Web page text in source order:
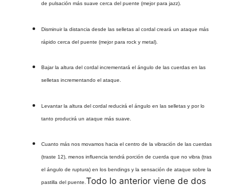
de pulsación más suave cerca del puente (mejor para jazz).
Disminuir la distancia desde las selletas al cordal creará un ataque más
rápido cerca del puente (mejor para rock y metal).
Bajar la altura del cordal incrementará el ángulo de las cuerdas en las
selletas incrementando el ataque.
Levantar la altura del cordal reducirá el ángulo en las selletas y por lo
tanto producirá un ataque más suave.
Cuanto más nos movamos hacia el centro de la vibración de las cuerdas
(traste 12), menos influencia tendrá porción de cuerda que no vibra (tras
el ángulo de ruptura) en los bendings y la sensación de ataque sobre la
pastilla del puente.Todo lo anterior viene de dos